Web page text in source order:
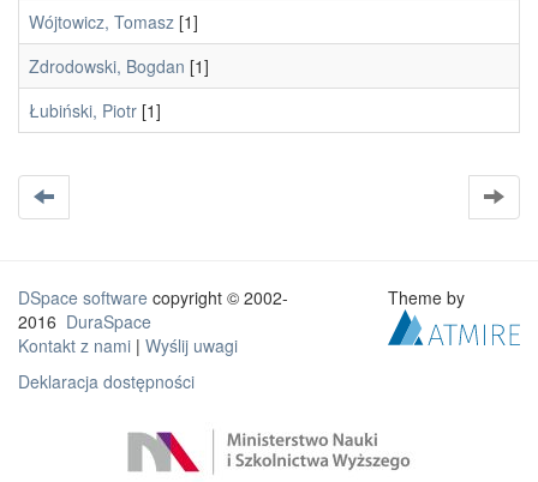
Wójtowicz, Tomasz [1]
Zdrodowski, Bogdan [1]
Łubiński, Piotr [1]
DSpace software copyright © 2002-
2016 DuraSpace
Kontakt z nami | Wyślij uwagi
Deklaracja dostępności
Theme by